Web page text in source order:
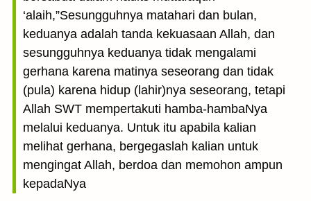
‘alaih,”Sesungguhnya matahari dan bulan,
keduanya adalah tanda kekuasaan Allah, dan
sesungguhnya keduanya tidak mengalami
gerhana karena matinya seseorang dan tidak
(pula) karena hidup (lahir)nya seseorang, tetapi
Allah SWT mempertakuti hamba-hambaNya
melalui keduanya. Untuk itu apabila kalian
melihat gerhana, bergegaslah kalian untuk
mengingat Allah, berdoa dan memohon ampun
kepadaNya